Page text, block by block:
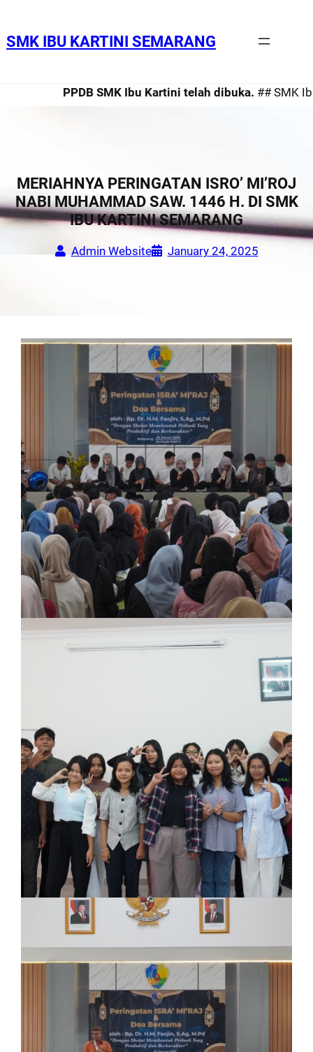
SMK IBU KARTINI SEMARANG
PPDB SMK Ibu Kartini telah dibuka.## SMK Ibu
MERIAHNYA PERINGATAN ISRO’ MI’ROJ
NABI MUHAMMAD SAW. 1446 H. DI SMK
IBU KARTINI SEMARANG
Admin Website January 24, 2025